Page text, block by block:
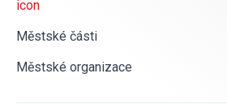
Městské části
Městské organizace